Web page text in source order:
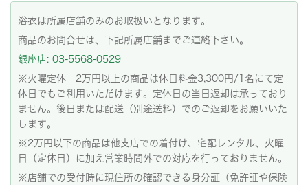
浴衣は所属店舗のみのお取扱いとなります。
商品のお問合せは、下記所属店舗までご連絡下さい。
銀座店: 03-5568-0529
※火曜定休 2万円以上の商品は休日料金3,300円/1名にて定
休日でもご利用いただけます。定休日の当日返却は承っており
ません。後日または配送（別途送料）でのご返却をお願いいた
します。
※2万円以下の商品は他支店での着付け、宅配レンタル、火曜
日（定休日）に加え営業時間外での対応を行っておりません。
※店舗での受付時に現住所の確認できる身分証（免許証や保険